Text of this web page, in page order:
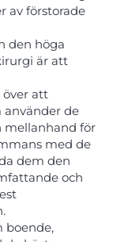
av förstorade
den höga
är att
över att
de
mellanhand för
med de
dem den
och
boende,